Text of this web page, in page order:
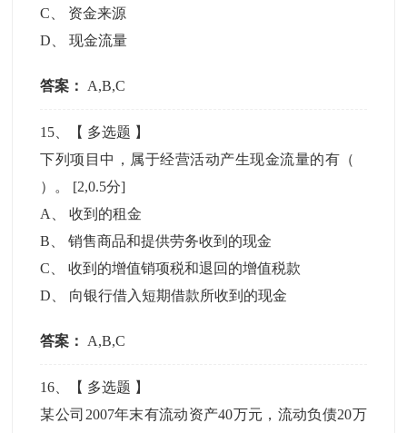
C
资金来源
D 、现金流量
答案： A,B,C
15 、【 多选题 】
下列项目中，属于经营活动产生现金流量的有（
）。 [2,0.5分]
A
、收到的租金
B 、销售商品和提供劳务收到的现金
C 、收到的增值销项税和退回的增值税款
D
向银行借入短期借款所收到的现金
答案： A,B,C
16 、【 多选题 】
某公司2007年末有流动资产40万元，流动负债20万